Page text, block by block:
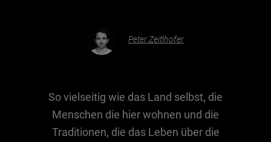
Essen & Trinken
Outdoor & Sport
Peter Zeitlhofer
So vielseitig wie das Land selbst, die
Menschen die hier wohnen und die
Traditionen, die das Leben über die